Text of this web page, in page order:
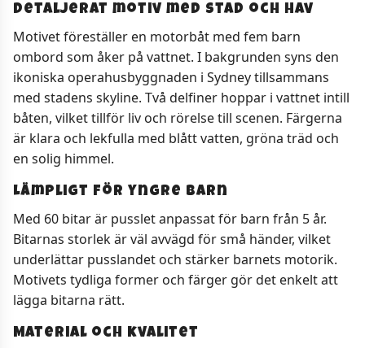
Detaljerat motiv med stad och hav
Motivet föreställer en motorbåt med fem barn
ombord som åker på vattnet. I bakgrunden syns den
ikoniska operahusbyggnaden i Sydney tillsammans
med stadens skyline. Två delfiner hoppar i vattnet intill
båten, vilket tillför liv och rörelse till scenen. Färgerna
är klara och lekfulla med blått vatten, gröna träd och
en solig himmel.
Lämpligt för yngre barn
Med 60 bitar är pusslet anpassat för barn från 5 år.
Bitarnas storlek är väl avvägd för små händer, vilket
underlättar pusslandet och stärker barnets motorik.
Motivets tydliga former och färger gör det enkelt att
lägga bitarna rätt.
Material och kvalitet